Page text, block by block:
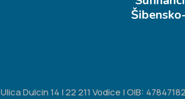
Ulica Dulcin 14 | 22 211 Vodice | OIB: